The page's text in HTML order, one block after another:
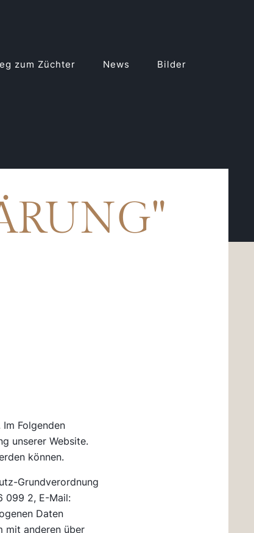
zum Züchter News Bilder
Folgenden
unserer Website.
können.
Grundverordnung
099 2, E-Mail:
Daten
mit anderen über